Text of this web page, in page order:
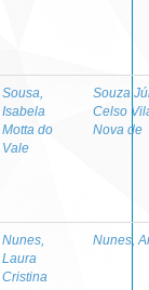
Sousa,
Isabela
Motta do
Vale
Souza
Celso
Nova de
Nunes,
Laura
Cristina
Nunes,